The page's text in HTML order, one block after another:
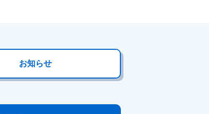
お知らせ